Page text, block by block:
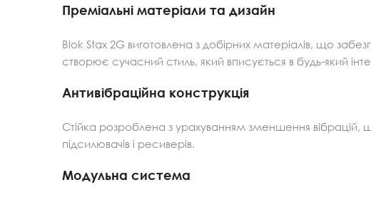
Преміальні матеріали та дизайн
Blok Stax 2G виготовлена з добірних матеріалів, що
створює сучасний стиль, який вписується в будь-який
Антивібраційна конструкція
Стійка розроблена з урахуванням зменшення вібрацій,
підсилювачів і ресиверів.
Модульна система